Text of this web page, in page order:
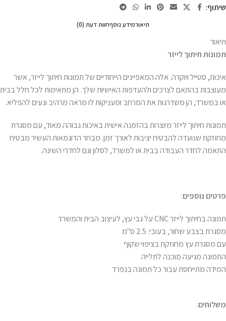
שיתוף:
תיאורמידע נוסףחוות דעת (0)
תיאור
תמונות חיתוך לייזר
איכות, סטייל ויוקרה. אלה המאפיינים הייחודיים של תמונות חיתוך לייזר, אשר
מעוצבות בהתאם לצרכים ולהעדפות האישיות שלך. הן מתאימות לכל חלל בבית
או במשרד, הן משדרגות את המרחב ומעניקות לו מראה מרהיב ונעים להפליא.
תמונות חיתוך לייזר מיוצרות בהזמנה אישית באיכות גבוהה מאוד, עם מסגרת
מחוזקת שנועדה להבטיח יציבות לאורך זמן. מבחר הדוגמאות העשיר מבטיח
התאמה לחדר העבודה בבית או למשרד, לסלון וגם לחדרי השינה.
פרטים נוספים:
תמונה בחיתוך לייזר CNC על גבי עץ, לעיצוב הבית והמשרד
מסגרת בצבע שחור, בעובי: 2.5 ס"מ
עם מסגרת עץ מחוזקת בציפוי שקוף
התמונה מגיעה מוכנה לתלייה
המידה מתייחסת עבור כל תמונה בנפרד
משלוחים: